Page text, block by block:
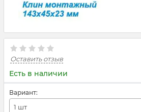
Оставить отзыв
Есть в наличии
Вариант:
1 шт